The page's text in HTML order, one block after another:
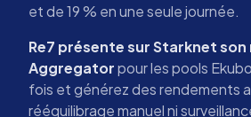
et de 19 % en une seule journée.
Re7 présente sur Starknet son
Aggregatorpour les pools
fois et générez des rendements
rééquilibrage manuel ni